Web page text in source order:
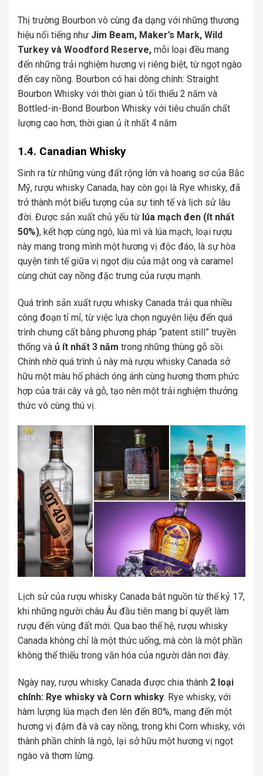
Thị trường Bourbon vô cùng đa dạng với những thương
hiệu nổi tiếng như Jim Beam, Maker’s Mark, Wild
Turkey và Woodford Reserve, mỗi loại đều mang
đến những trải nghiệm hương vị riêng biệt, từ ngọt ngào
đến cay nồng. Bourbon có hai dòng chính: Straight
Bourbon Whisky với thời gian ủ tối thiểu 2 năm và
Bottled-in-Bond Bourbon Whisky với tiêu chuẩn chất
lượng cao hơn, thời gian ủ ít nhất 4 năm
1.4. Canadian Whisky
Sinh ra từ những vùng đất rộng lớn và hoang sơ của Bắc
Mỹ, rượu whisky Canada, hay còn gọi là Rye whisky, đã
trở thành một biểu tượng của sự tinh tế và lịch sử lâu
đời. Được sản xuất chủ yếu từ lúa mạch đen (ít nhất
50%), kết hợp cùng ngô, lúa mì và lúa mạch, loại rượu
này mang trong mình một hương vị độc đáo, là sự hòa
quyện tinh tế giữa vị ngọt dịu của mật ong và caramel
cùng chút cay nồng đặc trưng của rượu mạnh.
Quá trình sản xuất rượu whisky Canada trải qua nhiều
công đoạn tỉ mỉ, từ việc lựa chọn nguyên liệu đến quá
trình chưng cất bằng phương pháp “patent still” truyền
thống và ủ ít nhất 3 năm trong những thùng gỗ sồi.
Chính nhờ quá trình ủ này mà rượu whisky Canada sở
hữu một màu hổ phách óng ánh cùng hương thơm phức
hợp của trái cây và gỗ, tạo nên một trải nghiệm thưởng
thức vô cùng thú vị.
Lịch sử của rượu whisky Canada bắt nguồn từ thế kỷ 17,
khi những người châu Âu đầu tiên mang bí quyết làm
rượu đến vùng đất mới. Qua bao thế hệ, rượu whisky
Canada không chỉ là một thức uống, mà còn là một phần
không thể thiếu trong văn hóa của người dân nơi đây.
Ngày nay, rượu whisky Canada được chia thành 2 loại
chính: Rye whisky và Corn whisky. Rye whisky, với
hàm lượng lúa mạch đen lên đến 80%, mang đến một
hương vị đậm đà và cay nồng, trong khi Corn whisky, với
thành phần chính là ngô, lại sở hữu một hương vị ngọt
ngào và thơm lừng.